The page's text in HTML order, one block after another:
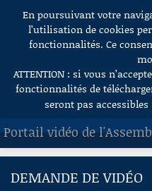
Aller au contenu
En poursuivant votre
l’utilisation de cookies
fonctionnalités. Ce
ATTENTION : si vous
fonctionnalités de
seront pas accessibles
Portail vidéo de
ACCUEIL
DEMANDE DE VIDÉO